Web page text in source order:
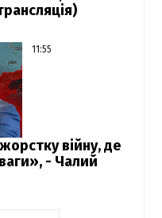
11:55
війну, де
- Чалий